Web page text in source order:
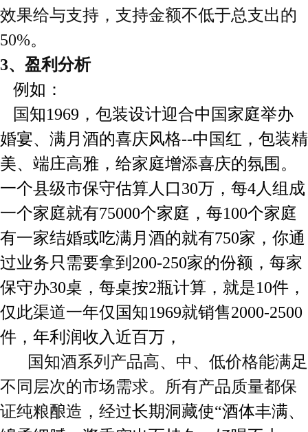
效果给与支持，支持金额不低于总支出的
50%。
3、盈利分析
例如：
国知1969，包装设计迎合中国家庭举办
婚宴、满月酒的喜庆风格--中国红，包装精
美、端庄高雅，给家庭增添喜庆的氛围。
一个县级市保守估算人口30万，每4人组成
一个家庭就有75000个家庭，每100个家庭
有一家结婚或吃满月酒的就有750家，你通
过业务只需要拿到200-250家的份额，每家
保守办30桌，每桌按2瓶计算，就是10件，
仅此渠道一年仅国知1969就销售2000-2500
件，年利润收入近百万，
国知酒系列产品高、中、低价格能满足
不同层次的市场需求。所有产品质量都保
证纯粮酿造，经过长期洞藏使“酒体丰满、